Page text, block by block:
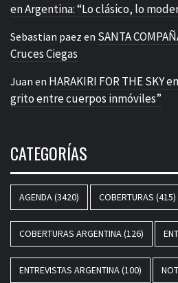
en Argentina: “Lo clásico, lo
Sebastian paez en SANTA
Cruces Ciegas
Juan en HARAKIRI FOR THE SKY
grito entre cuerpos inmóviles”
CATEGORÍAS
AGENDA(3420) COBERTURAS (415)
COBERTURAS ARGENTINA(126)
ENTREVISTAS ARGENTINA(100)